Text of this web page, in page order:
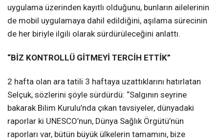
uygulama üzerinden kayıtlı olduğunu, bunların ailelerinin
de mobil uygulamaya dahil edildiğini, aşılama sürecinin
de her biriyle ilgili olarak sürdürüleceğini anlattı.
“BİZ KONTROLLÜ GİTMEYİ TERCİH ETTİK”
2 hafta olan ara tatili 3 haftaya uzattıklarını hatırlatan
Selçuk, sözlerini şöyle sürdürdü: “Salgının seyrine
bakarak Bilim Kurulu’nda çıkan tavsiyeler, dünyadaki
raporlar ki UNESCO’nun, Dünya Sağlık Örgütü’nün
raporları var, bütün büyük ülkelerin tamamını, bize